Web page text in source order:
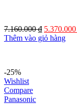
7.160.000₫ Giá
gốc
5.370.000
Thêm vào giỏ hàng
-25%
Wishlist
Compare
Panasonic